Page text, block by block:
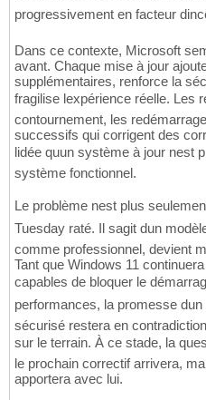
progressivement en facteur
Dans ce contexte, Microsoft
avant. Chaque mise à jour
supplémentaires, renforce la
fragilise lexpérience réelle.
contournement, les
successifs qui corrigent des
lidée quun système à jour
système fonctionnel.
Le problème nest plus
Tuesday raté. Il sagit dun
comme professionnel, devient
Tant que Windows 11
capables de bloquer le
performances, la promesse
sécurisé restera en
sur le terrain. À ce stade, la
le prochain correctif arrivera,
apportera avec lui.